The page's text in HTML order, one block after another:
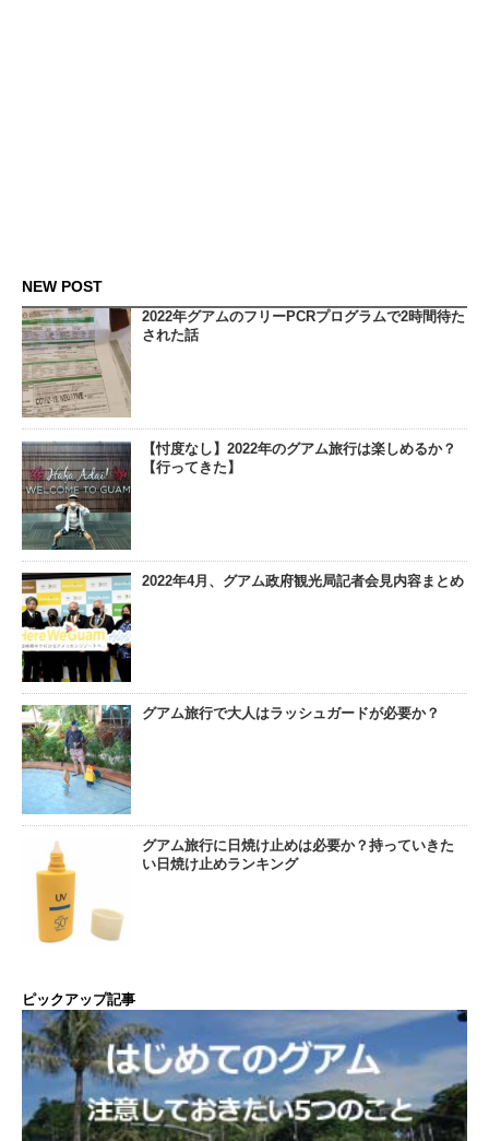
NEW POST
2022年グアムのフリーPCRプログラムで2時間待た
された話
【忖度なし】2022年のグアム旅行は楽しめるか？
【行ってきた】
2022年4月、グアム政府観光局記者会見内容まとめ
グアム旅行で大人はラッシュガードが必要か？
グアム旅行に日焼け止めは必要か？持っていきた
い日焼け止めランキング
ピックアップ記事